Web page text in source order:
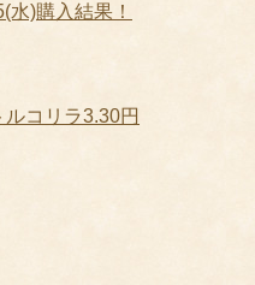
水)購入結果！
コリラ3.30円